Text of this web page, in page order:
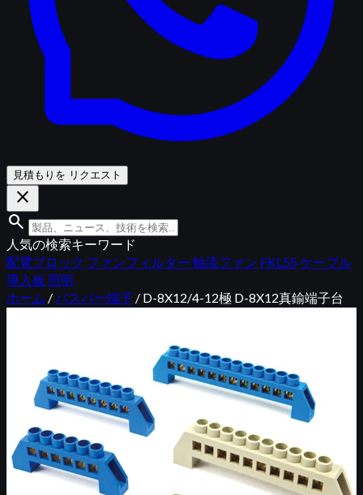
見積もりを リクエスト
close
search
人気の検索キーワード
配電ブロック ファンフィルター 軸流ファン FKL55 ケーブル
導入板 照明
ホーム /バスバー端子 / D-8X12/4-12極 D-8X12真鍮端子台